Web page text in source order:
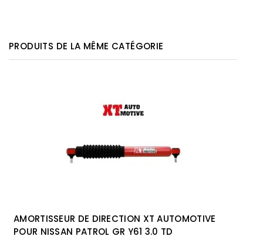
PRODUITS DE LA MÊME CATÉGORIE
AMORTISSEUR DE DIRECTION XT AUTOMOTIVE
POUR NISSAN PATROL GR Y61 3.0 TD